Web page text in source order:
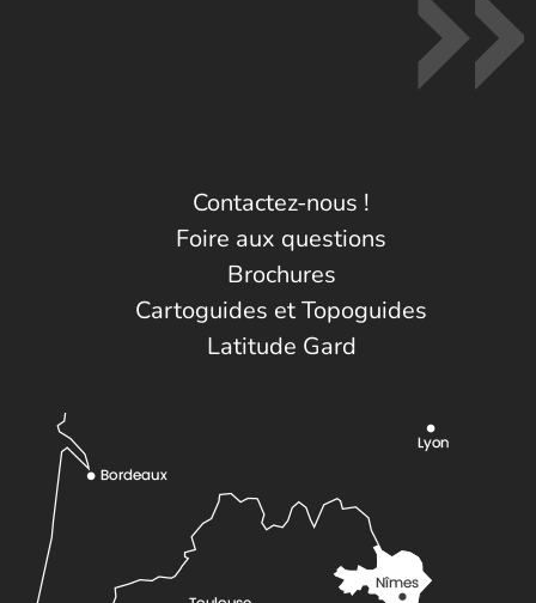
Contactez-nous !
Foire aux questions
Brochures
Cartoguides et Topoguides
Latitude Gard